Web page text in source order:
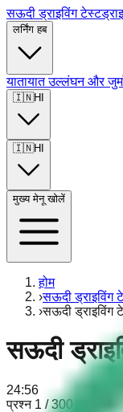
सऊदी ड्राइविंग टेस्ट
लर्निंग हब
यातायात उल्लंघन और
🇮🇳HI
🇮🇳HI
मुख्य मेनू खोलें
होम
›सऊदी ड्राइविंग
›सऊदी ड्राइविंग
सऊदी
24:55
प्रश्न 1 / 300 उत्तर दिए